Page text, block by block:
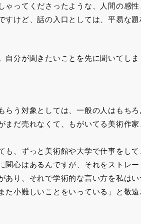
ってくださったような、人間の感
すけど、話の入口としては、平易な題
分が聞きたいことを先に聞いてしま
う対象としては、一般の人はもち
まだ売れなくて、もがいてる美術作
、ずっと美術館や大学で仕事をし
関心はあるんですが、それをストレ
あり、それで学術的な言い方を私は
た小難しいことをいっている」と敬遠